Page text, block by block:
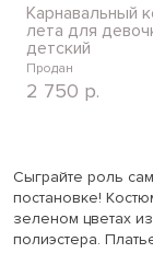
Сыграйте роль
постановке!
зеленом цветах
полиэстера.
Карнавальный
лета для
детский
Продан
2 750 р.